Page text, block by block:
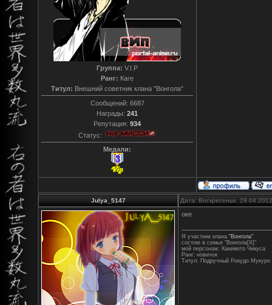
Группа: V.I.P
Ранг: Каге
Титул: Внешний советник клана "Вонгола"
Сообщений: 6687
Награды: 241
Репутация: 934
Статус:
Медали:
Julya_5147 Дата: Воскресенье,
оке
Я участник клана "Вонгола"
состою в семье "Вонгола[X]"
мой персонаж: Какемото Чикуса
Ранг: новичок
Титул: Подручный Рокудо Мукуро